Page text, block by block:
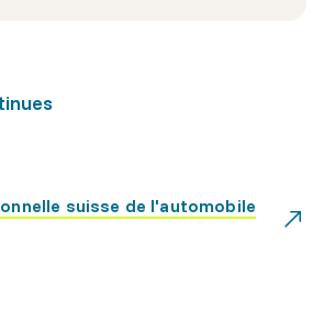
suisse de l'automobile